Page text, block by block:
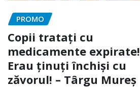
PROMO
Copii tratați cu
medicamente expirate!
Erau ținuți închiși cu
zăvorul! – Târgu Mureș